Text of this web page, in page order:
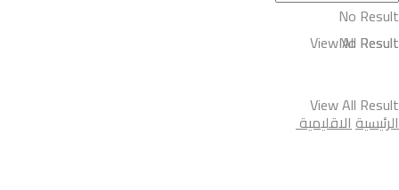
No Result
View All Result
No Result
View All Result
الرئيسيةالاقليمية